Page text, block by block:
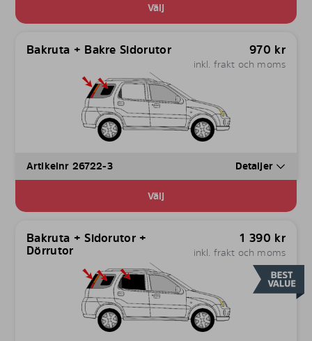
Välj
Bakruta + Bakre Sidorutor 970 kr
inkl. frakt och moms
Artikelnr 26722-3 Detaljer
Välj
Bakruta + Sidorutor +
Dörrutor
1 390 kr
inkl. frakt och moms